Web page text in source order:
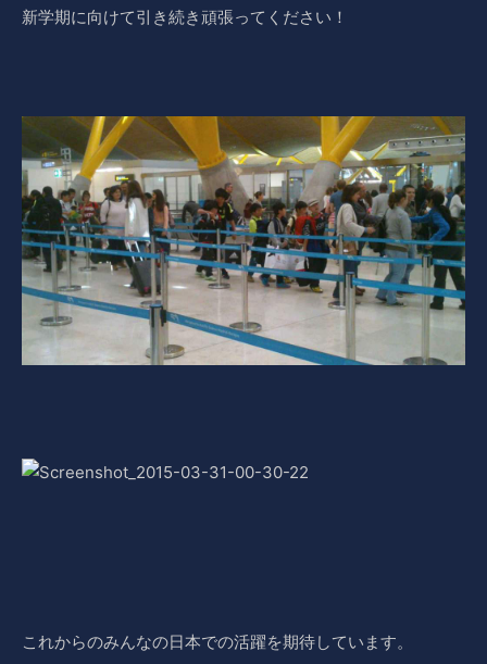
新学期に向けて引き続き頑張ってください！
これからのみんなの日本での活躍を期待しています。